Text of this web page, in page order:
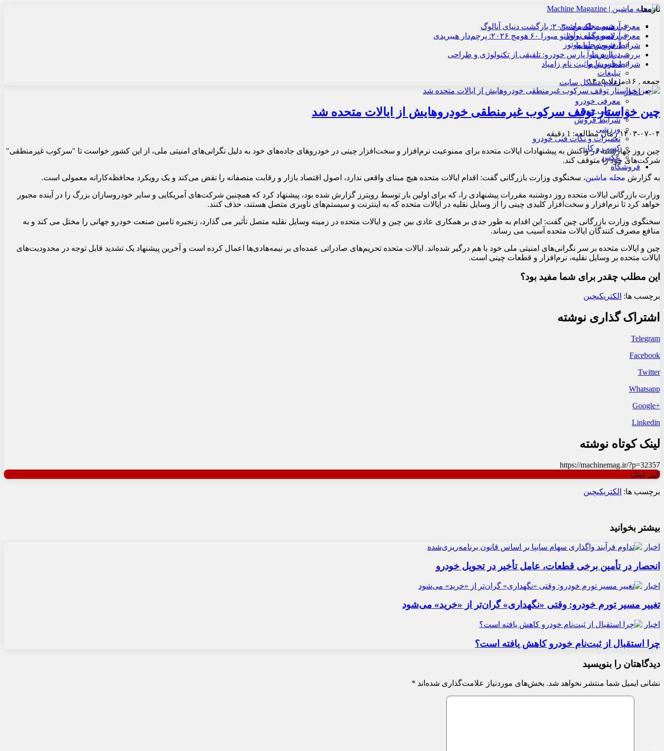
آرشیو مجله ماشین
آرشیو مجله نوآور
آرشیو مجله موتور
درباره ما
تماس با ما
تبلیغات
اعلام مشکل سایت
اخبار
معرفی خودرو
بررسی خودرو
شرایط فروش
ورزشی
تعمیرات و نکات فنی خودرو
کسب و کار
عکس
فروشگاه
تازه‌ها
معرفی هنسی بلک‌برد ۲۰۳۰: بازگشت دنیای آنالوگ
معرفی لامبورگینی روئلتو میورا ۶۰ هومج ۲۰۲۶: پرچم‌دار هیبریدی
شرایط فروش سایپا
بررسی پارس نوآ پارس خودرو: تلفیقی از تکنولوژی و طراحی
شرایط فروش و ثبت نام زامیاد
جمعه , ۱۶ مرداد ۱۴۰۵
چین خواستار توقف سرکوب غیرمنطقی خودروهایش از ایالات متحده شد
۱۴۰۳-۰۷-۰۴زمان مطالعه: 1 دقیقه
چین روز چهارشنبه در واکنش به پیشنهادات ایالات متحده برای ممنوعیت نرم‌افزار و سخت‌افزار چینی در خودروهای جاده‌های خود به دلیل نگرانی‌های امنیتی ملی، از این کشور خواست تا "سرکوب غیرمنطقی"
شرکت‌های خود را متوقف کند.
به گزارش مجله ماشین، سخنگوی وزارت بازرگانی گفت: اقدام ایالات متحده هیچ مبنای واقعی ندارد، اصول اقتصاد بازار و رقابت منصفانه را نقض می‌کند و یک رویکرد محافظه‌کارانه معمولی است.
وزارت بازرگانی ایالات متحده روز دوشنبه مقررات پیشنهادی را، که برای اولین بار توسط رویترز گزارش شده بود، پیشنهاد کرد که همچنین شرکت‌های آمریکایی و سایر خودروسازان بزرگ را در آینده مجبور
خواهد کرد تا نرم‌افزار و سخت‌افزار کلیدی چینی را از وسایل نقلیه در ایالات متحده که به اینترنت و سیستم‌های ناوبری متصل هستند، حذف کنند.
سخنگوی وزارت بازرگانی چین گفت: این اقدام به طور جدی بر همکاری عادی بین چین و ایالات متحده در زمینه وسایل نقلیه متصل تأثیر می گذارد، زنجیره تامین صنعت خودرو جهانی را مختل می کند و به
منافع مصرف کنندگان ایالات متحده آسیب می رساند.
چین و ایالات متحده بر سر نگرانی‌های امنیتی ملی خود با هم درگیر شده‌اند. ایالات متحده تحریم‌های صادراتی عمده‌ای بر نیمه‌هادی‌ها اعمال کرده است و آخرین پیشنهاد یک تشدید قابل توجه در محدودیت‌های
ایالات متحده بر وسایل نقلیه، نرم‌افزار و قطعات چینی است.
این مطلب چقدر برای شما مفید بود؟
برچسب ها: الکتریکیچین
اشتراک گذاری نوشته
Telegram
Facebook
Twitter
Whatsapp
+Google
Linkedin
لینک کوتاه نوشته
https://machinemag.ir/?p=32357
کپی لینک
برچسب ها: الکتریکیچین
بیشتر بخوانید
اخبار
انحصار در تأمین برخی قطعات، عامل تأخیر در تحویل خودرو
اخبار
تغییر مسیر تورم خودرو: وقتی «نگهداری» گران‌تر از «خرید» می‌شود
اخبار
چرا استقبال از ثبت‌نام خودرو کاهش یافته است؟
دیدگاهتان را بنویسید
نشانی ایمیل شما منتشر نخواهد شد. بخش‌های موردنیاز علامت‌گذاری شده‌اند *